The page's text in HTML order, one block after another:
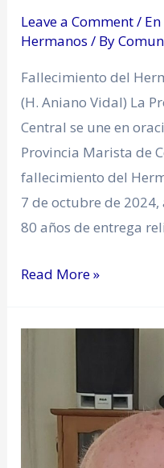
Leave a Comment/
Hermanos / By
Fallecimiento del
(H. Aniano Vidal) La
Central se une en
Provincia Marista de
fallecimiento del
7 de octubre de
80 años de entrega
Read More »